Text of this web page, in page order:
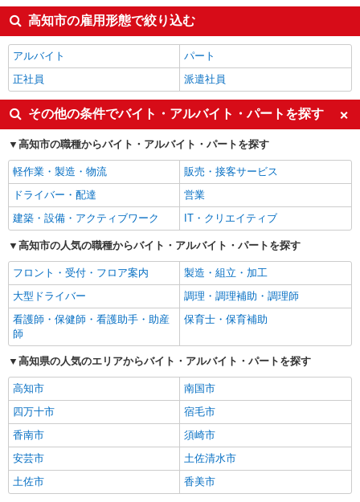
高知市の雇用形態で絞り込む
アルバイト
パート
正社員
派遣社員
その他の条件でバイト・アルバイト・パートを探す
高知市の職種からバイト・アルバイト・パートを探す
軽作業・製造・物流
販売・接客サービス
ドライバー・配達
営業
建築・設備・アクティブワーク
IT・クリエイティブ
高知市の人気の職種からバイト・アルバイト・パートを探す
フロント・受付・フロア案内
製造・組立・加工
大型ドライバー
調理・調理補助・調理師
看護師・保健師・看護助手・助産
師
保育士・保育補助
高知県の人気のエリアからバイト・アルバイト・パートを探す
高知市
南国市
四万十市
宿毛市
香南市
須崎市
安芸市
土佐清水市
土佐市
香美市